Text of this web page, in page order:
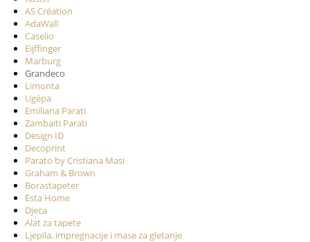
AS Création
AdaWall
Caselio
Eijffinger
Marburg
Grandeco
Limonta
Ugépa
Emiliana Parati
Zambaiti Parati
Design ID
Decoprint
Parato by Cristiana Masi
Graham & Brown
Borastapeter
Esta Home
Djeca
Alat za tapete
Ljepila, impregnacije i mase za gletanje